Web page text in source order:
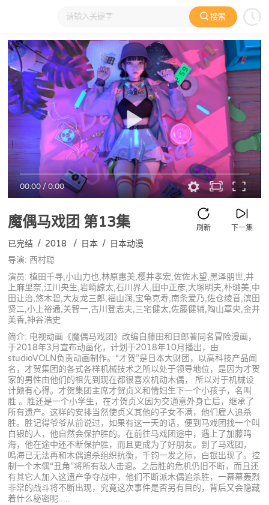
搜索
大家在看 日本动漫 国产动漫 欧美动漫 动漫电影
00:00/0:00
魔偶马戏团 第13集 下一集
刷新
已完结 / 2018 / 日本 / 日本动漫
导演: 西村聪
演员: 植田千寻,小山力也,林原惠美,樱井孝宏,佐佐木望,黑泽朋世,井
上麻里奈,江川央生,岩崎諒太,石川界人,田中正彦,大塚明夫,朴璐美,中
田让治,悠木碧,大友龙三郎,福山润,宝龟克寿,南条爱乃,佐仓绫音,滨田
贤二,小上裕通,关智一,古川登志夫,三宅健太,佐藤健辅,陶山章央,金井
美香,神谷浩史
简介: 电视动画《魔偶马戏团》改编自藤田和日郎著同名冒险漫画，
于2018年3月宣布动画化，计划于2018年10月播出，由
studioVOLN负责动画制作。“才贺”是日本大财团，以高科技产品闻
名，才贺集团的各式各样机械技术之所以处于领导地位，是因为才贺
家的男性由他们的祖先到现在都很喜欢机动木偶， 所以对于机械设
计颇有心得。才贺集团主席才贺贞义和情妇生下一个小孩子，名叫
胜 。胜还是一个小学生，在才贺贞义因为交通意外身亡后，继承了
所有遗产。这样的安排当然使贞义其他的子女不满，他们雇人追杀
胜。胜记得爷爷从前说过，如果有这一天的话，便到马戏团找一个叫
白银的人，他自然会保护胜的。在前往马戏团途中，遇上了加藤鸣
海，他在途中还不断保护胜，而且更成为了好朋友。到了马戏团，
鸣海已无法再和木偶追杀组织抗衡，千钧一发之际，白银出现了。控
制一个木偶“丑角”将所有敌人击退。之后胜的危机仍旧不断，而且还
有其它人加入这遗产争夺战中，他们不断派木偶追杀胜，一幕幕轰烈
非常的战斗将不断出现，究竟这次事件是否另有目的，背后又会隐藏
着什么秘密呢.....